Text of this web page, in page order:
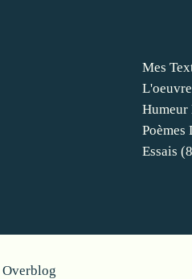
Mes
Humeur
Poèmes
Essais
Overblog